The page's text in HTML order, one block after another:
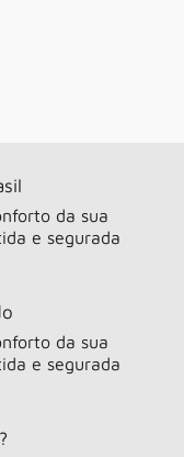
da sua
e segurada
da sua
e segurada